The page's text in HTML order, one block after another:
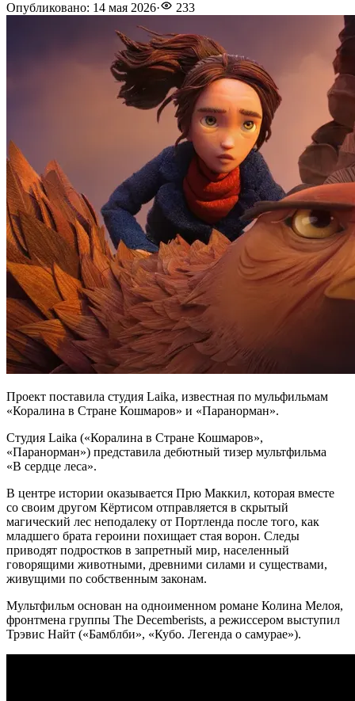
Опубликовано: 14 мая 2026· 233
Проект поставила студия Laika, известная по мульфильмам
«Коралина в Стране Кошмаров» и «Паранорман».
Студия Laika («Коралина в Стране Кошмаров»,
«Паранорман») представила дебютный тизер мультфильма
«В сердце леса».
В центре истории оказывается Прю Маккил, которая вместе
со своим другом Кёртисом отправляется в скрытый
магический лес неподалеку от Портленда после того, как
младшего брата героини похищает стая ворон. Следы
приводят подростков в запретный мир, населенный
говорящими животными, древними силами и существами,
живущими по собственным законам.
Мультфильм основан на одноименном романе Колина Мелоя,
фронтмена группы The Decemberists, а режиссером выступил
Трэвис Найт («Бамблби», «Кубо. Легенда о самурае»).